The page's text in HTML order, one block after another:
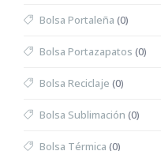
Bolsa Portaleña (0)
Bolsa Portazapatos (0)
Bolsa Reciclaje (0)
Bolsa Sublimación (0)
Bolsa Térmica (0)